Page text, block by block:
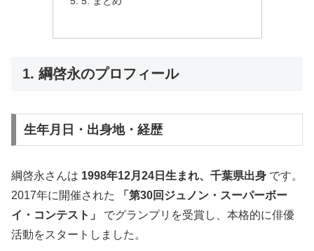
1. 綱啓永のプロフィール
生年月日・出身地・経歴
綱啓永さんは 1998年12月24日生まれ、千葉県出身 です。
2017年に開催された
「第30回ジュノン・スーパーボー
イ・コンテスト」
でグランプリを受賞し、本格的に俳優
活動をスタートしました。